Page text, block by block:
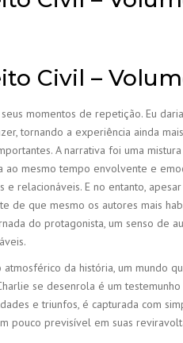
Civil –
momentos de repetição. Eu
tornando a experiência ainda
A narrativa foi uma
ao mesmo tempo envolvente e
relacionáveis. E no entanto,
de que mesmo os autores mais
do protagonista, um senso de
da história, um mundo
se desenrola é um
e triunfos, é capturada com
pouco previsível em suas